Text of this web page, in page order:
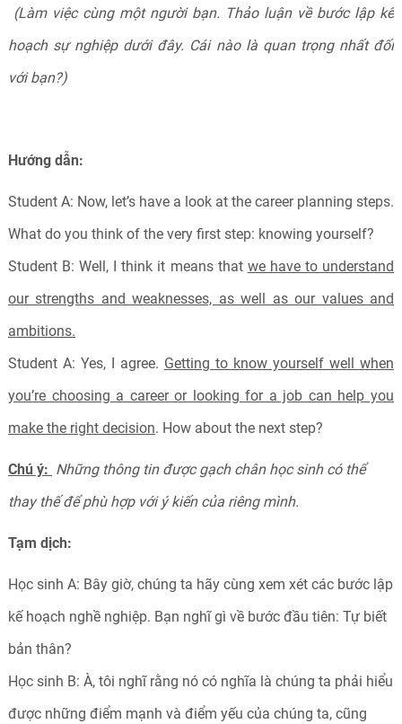
(Làm việc cùng một người bạn. Thảo luận về bước lập kế
hoạch sự nghiệp dưới đây. Cái nào là quan trọng nhất đối
với bạn?)
Hướng dẫn:
Student A: Now, let’s have a look at the career planning steps.
What do you think of the very first step: knowing yourself?
Student B: Well, I think it means that we have to understand
our strengths and weaknesses, as well as our values and
ambitions.
Student A: Yes, I agree. Getting to know yourself well when
you’re choosing a career or looking for a job can help you
make the right decision. How about the next step?
Chú ý: Những thông tin được gạch chân học sinh có thể
thay thế để phù hợp với ý kiến của riêng mình.
Tạm dịch:
Học sinh A: Bây giờ, chúng ta hãy cùng xem xét các bước lập
kế hoạch nghề nghiệp. Bạn nghĩ gì về bước đầu tiên: Tự biết
bản thân?
Học sinh B: À, tôi nghĩ rằng nó có nghĩa là chúng ta phải hiểu
được những điểm mạnh và điểm yếu của chúng ta, cũng